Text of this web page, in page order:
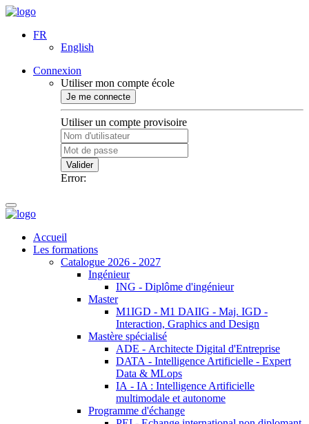
FR
English
Connexion
Utiliser mon compte école
Je me connecte
Utiliser un compte provisoire
Valider
Error:
Accueil
Les formations
Catalogue 2026 - 2027
Ingénieur
ING - Diplôme d'ingénieur
Master
M1IGD - M1 DAIIG - Maj. IGD -
Interaction, Graphics and Design
Mastère spécialisé
ADE - Architecte Digital d'Entreprise
DATA - Intelligence Artificielle - Expert
Data & MLops
IA - IA : Intelligence Artificielle
multimodale et autonome
Programme d'échange